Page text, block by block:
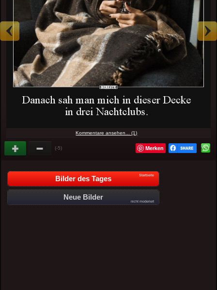
Kommentare ansehen... (1)
(-5) Merken
Bilder des Tages Startseite
Neue Bilder
nicht moderiert